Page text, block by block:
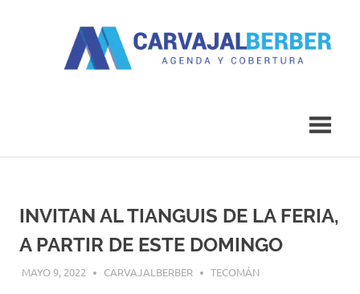
INVITAN AL TIANGUIS DE LA FERIA,
A PARTIR DE ESTE DOMINGO
MAYO 9, 2022 CARVAJALBERBER TECOMÁN